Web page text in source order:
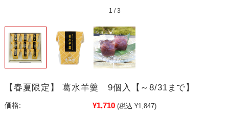
1 /3
【春夏限定】 葛水羊羹 9個入【～8/31まで】
価格: ¥1,710 (税込 ¥1,847)